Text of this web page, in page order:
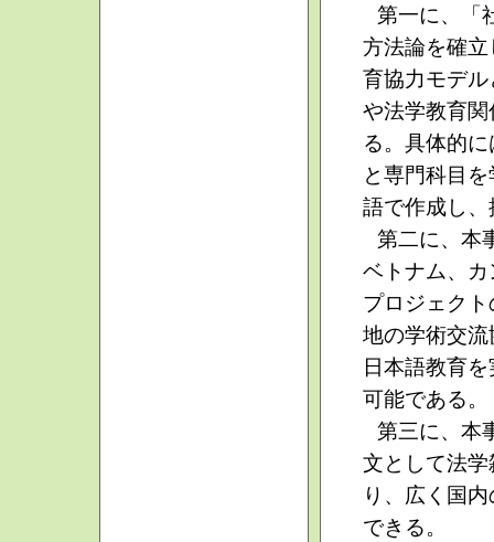
第一に、「
方法論を確
育協力モデ
や法学教育
る。具体的
と専門科目
語で作成し
第二に、本
ベトナム、
プロジェク
地の学術交
日本語教育
可能である。
第三に、本
文として法
り、広く国
できる。